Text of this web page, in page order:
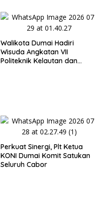
Walikota Dumai Hadiri
Wisuda Angkatan VII
Politeknik Kelautan dan
Perkuat Sinergi, Plt Ketua
KONI Dumai Komit Satukan
Seluruh Cabor